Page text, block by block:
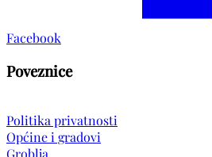
Facebook
Poveznice
Politika privatnosti
Općine i gradovi